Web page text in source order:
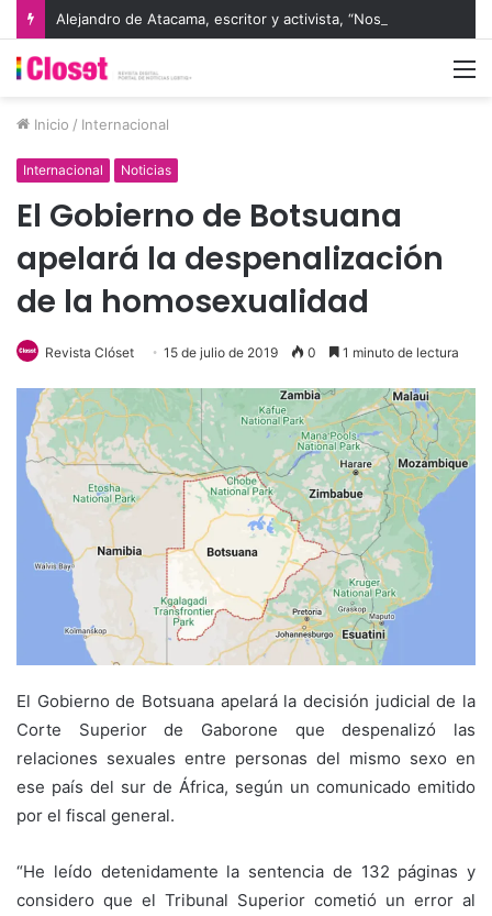
Inicio / Internacional
Internacional Noticias
El Gobierno de Botsuana
apelará la despenalización
de la homosexualidad
Revista Clóset 15 de julio de 2019 0 1 minuto de lectura
El Gobierno de Botsuana apelará la decisión judicial de la
Corte Superior de Gaborone que despenalizó las
relaciones sexuales entre personas del mismo sexo en
ese país del sur de África, según un comunicado emitido
por el fiscal general.
“He leído detenidamente la sentencia de 132 páginas y
considero que el Tribunal Superior cometió un error al